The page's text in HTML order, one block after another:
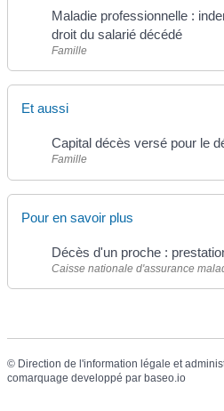
Maladie professionnelle :
droit du salarié décédé
Famille
Et aussi
Capital décès versé pour le
Famille
Pour en savoir plus
Décès d'un proche :
Caisse nationale d'assurance
© Direction de l'information légale et
comarquage developpé par baseo.io